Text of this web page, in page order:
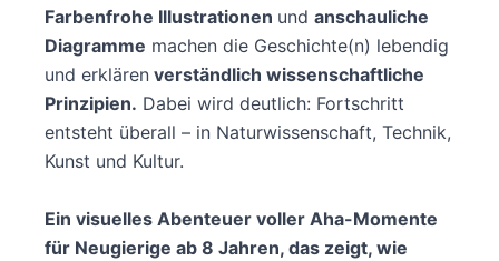
Farbenfrohe Illustrationen und anschauliche
Diagramme machen die Geschichte(n) lebendig
und erklären verständlich wissenschaftliche
Prinzipien. Dabei wird deutlich: Fortschritt
entsteht überall – in Naturwissenschaft, Technik,
Kunst und Kultur.
Ein visuelles Abenteuer voller Aha-Momente
für Neugierige ab 8 Jahren, das zeigt, wie